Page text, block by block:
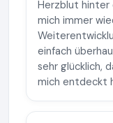
Herzblut hinter
mich immer
einfach
sehr glücklich,
mich entdeckt